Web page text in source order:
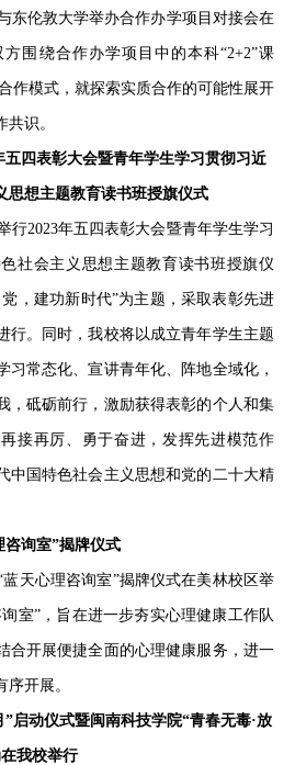
东伦敦大学举办合作办学项目对接会在
围绕合作办学项目中的本科“2+2”课
作模式，就探索实质合作的可能性展开
识。
五四表彰大会暨青年学生学习贯彻习近
思想主题教育读书班授旗仪式
行2023年五四表彰大会暨青年学生学习
社会主义思想主题教育读书班授旗仪
，建功新时代”为主题，采取表彰先进
行。同时，我校将以成立青年学生主题
习常态化、宣讲青年化、阵地全域化，
，砥砺前行，激励获得表彰的个人和集
接再厉、勇于奋进，发挥先进模范作
中国特色社会主义思想和党的二十大精
咨询室”揭牌仪式
蓝天心理咨询室”揭牌仪式在美林校区举
室”，旨在进一步夯实心理健康工作队
合开展便捷全面的心理健康服务，进一
开展。
启动仪式暨闽南科技学院“青春无毒·放
我校举行